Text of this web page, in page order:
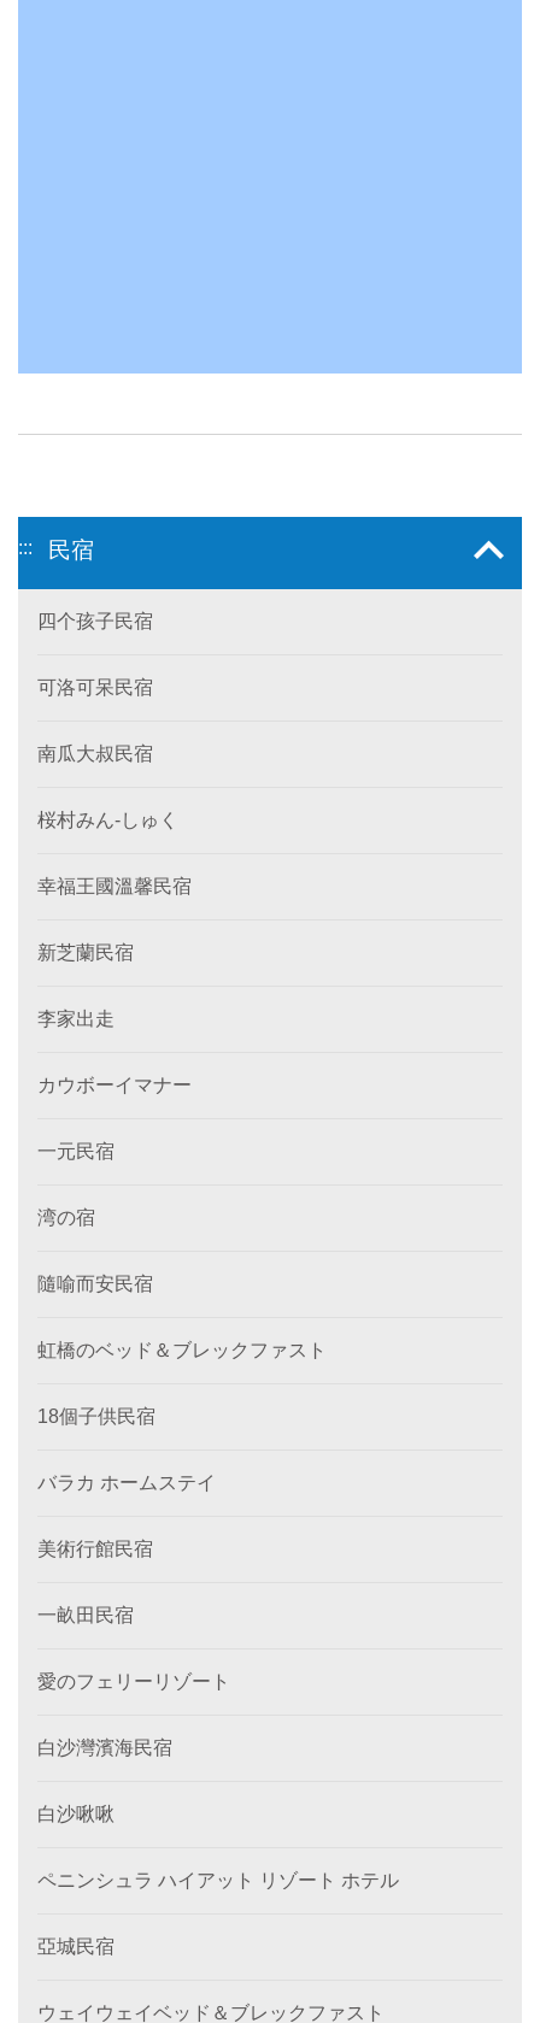
::: 民宿
四个孩子民宿
可洛可呆民宿
南瓜大叔民宿
桜村みん‐しゅく
幸福王國溫馨民宿
新芝蘭民宿
李家出走
カウボーイマナー
一元民宿
湾の宿
隨喻而安民宿
虹橋のベッド＆ブレックファスト
18個子供民宿
バラカ ホームステイ
美術行館民宿
一畝田民宿
愛のフェリーリゾート
白沙灣濱海民宿
白沙啾啾
ペニンシュラ ハイアット リゾート ホテル
亞城民宿
ウェイウェイベッド＆ブレックファスト